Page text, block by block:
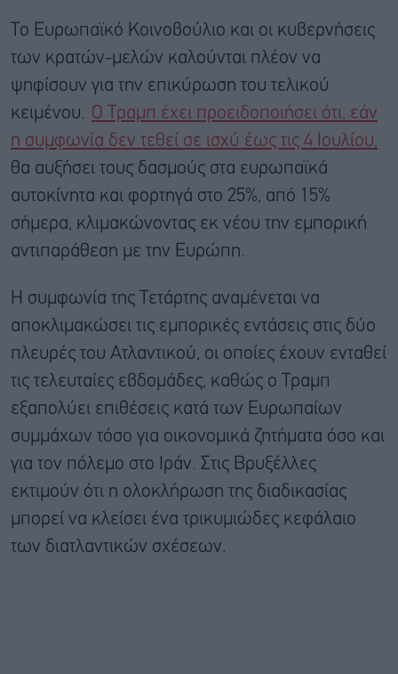
Το Ευρωπαϊκό Κοινοβούλιο και οι κυβερνήσεις
των κρατών-μελών καλούνται πλέον να
ψηφίσουν για την επικύρωση του τελικού
κειμένου. Ο Τραμπ έχει προειδοποιήσει ότι, εάν
η συμφωνία δεν τεθεί σε ισχύ έως τις 4 Ιουλίου,
θα αυξήσει τους δασμούς στα ευρωπαϊκά
αυτοκίνητα και φορτηγά στο 25%, από 15%
σήμερα, κλιμακώνοντας εκ νέου την εμπορική
αντιπαράθεση με την Ευρώπη.
Η συμφωνία της Τετάρτης αναμένεται να
αποκλιμακώσει τις εμπορικές εντάσεις στις δύο
πλευρές του Ατλαντικού, οι οποίες έχουν ενταθεί
τις τελευταίες εβδομάδες, καθώς ο Τραμπ
εξαπολύει επιθέσεις κατά των Ευρωπαίων
συμμάχων τόσο για οικονομικά ζητήματα όσο και
για τον πόλεμο στο Ιράν. Στις Βρυξέλλες
εκτιμούν ότι η ολοκλήρωση της διαδικασίας
μπορεί να κλείσει ένα τρικυμιώδες κεφάλαιο
των διατλαντικών σχέσεων.